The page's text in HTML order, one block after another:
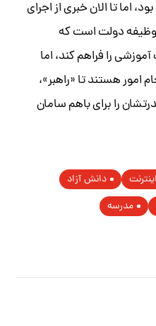
اما تا الان خبری از اجرای
وظیفه دولت است که
را فراهم کند، اما
امور هستند تا «راهبر»،
را برای باهم سامان
اینترنت
دانش آزاد
مدرسه